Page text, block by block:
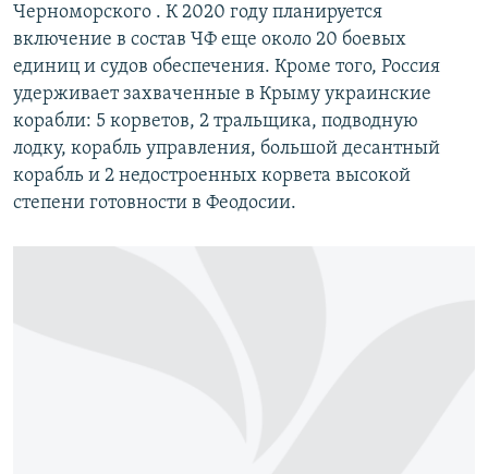
Черноморского . К 2020 году планируется
включение в состав ЧФ еще около 20 боевых
единиц и судов обеспечения. Кроме того, Россия
удерживает захваченные в Крыму украинские
корабли: 5 корветов, 2 тральщика, подводную
лодку, корабль управления, большой десантный
корабль и 2 недостроенных корвета высокой
степени готовности в Феодосии.